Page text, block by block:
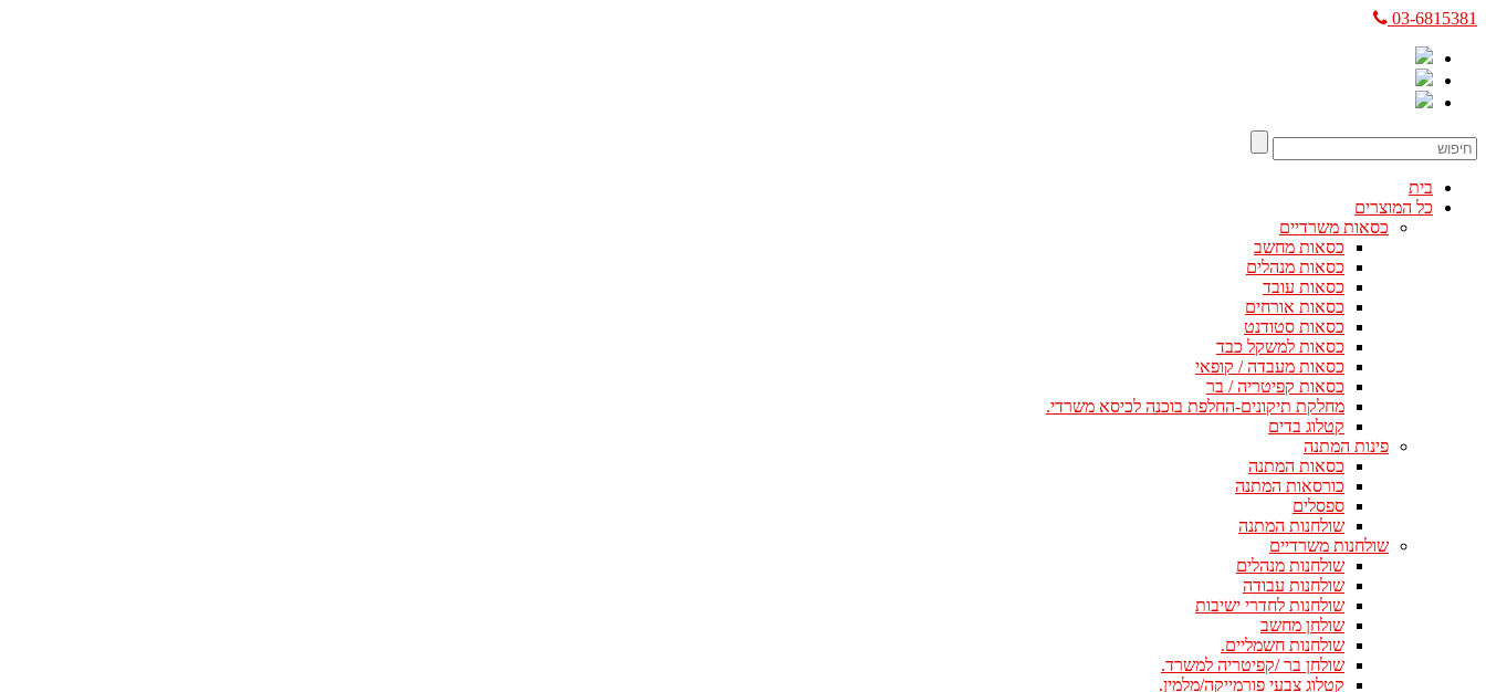
03-6815381
בית
כל המוצרים
כסאות משרדיים
כסאות מחשב
כסאות מנהלים
כסאות עובד
כסאות אורחים
כסאות סטודנט
כסאות למשקל כבד
כסאות מעבדה / קופאי
כסאות קפיטריה / בר
מחלקת תיקונים-החלפת בוכנה לכיסא משרדי.
קטלוג בדים
פינות המתנה
כסאות המתנה
כורסאות המתנה
ספסלים
שולחנות המתנה
שולחנות משרדיים
שולחנות מנהלים
שולחנות עבודה
שולחנות לחדרי ישיבות
שולחן מחשב
שולחנות חשמליים.
שולחן בר /קפיטריה למשרד.
קטלוג צבעי פורמייקה/מלמין.